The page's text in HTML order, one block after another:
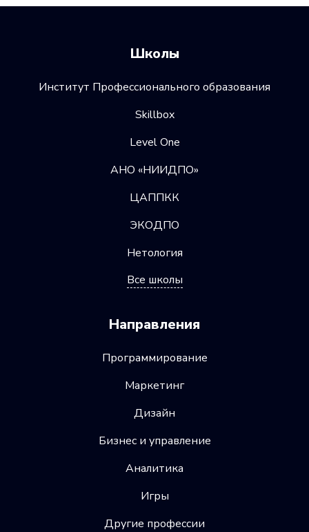
Школы
Институт Профессионального образования
Skillbox
Level One
АНО «НИИДПО»
ЦАППКК
ЭКОДПО
Нетология
Все школы
Направления
Программирование
Маркетинг
Дизайн
Бизнес и управление
Аналитика
Игры
Другие профессии